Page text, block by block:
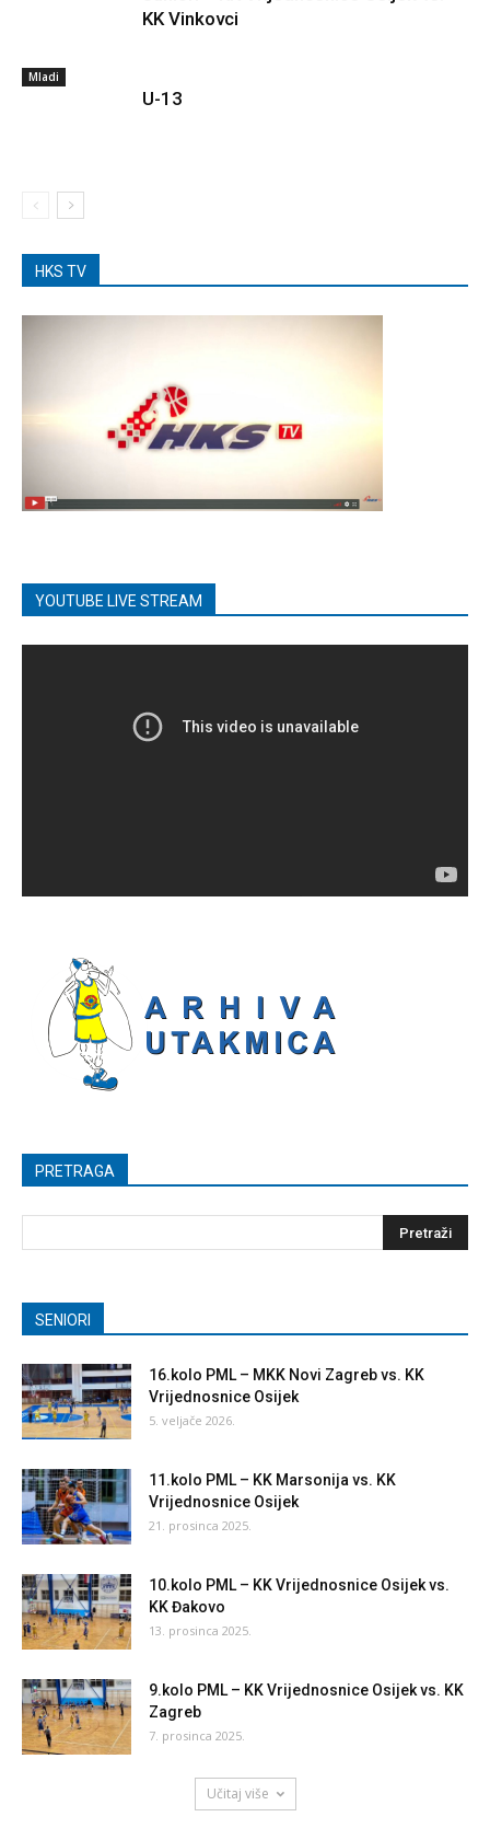
KK Vinkovci
Mladi
U-13
HKS TV
YOUTUBE LIVE STREAM
PRETRAGA
SENIORI
16.kolo PML – MKK Novi Zagreb vs. KK
Vrijednosnice Osijek
5. veljače 2026.
11.kolo PML – KK Marsonija vs. KK
Vrijednosnice Osijek
21. prosinca 2025.
10.kolo PML – KK Vrijednosnice Osijek vs.
KK Đakovo
13. prosinca 2025.
9.kolo PML – KK Vrijednosnice Osijek vs. KK
Zagreb
7. prosinca 2025.
Učitaj više